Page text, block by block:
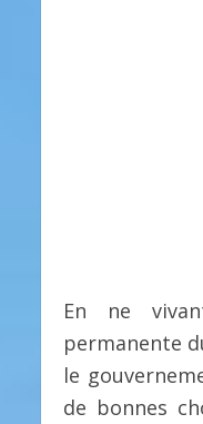
En ne
permanente
le
de bonnes